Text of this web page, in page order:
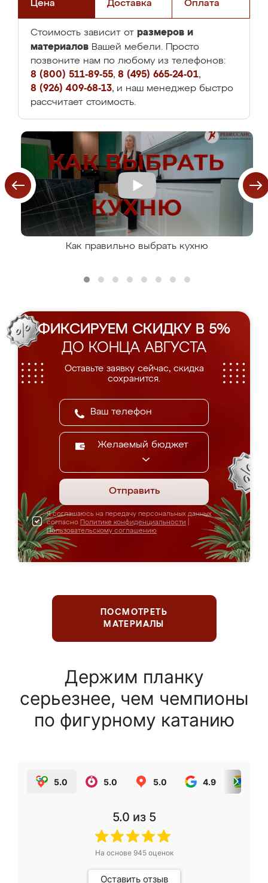
Цена Доставка Оплата
Стоимость зависит от размеров и
материалов Вашей мебели. Просто
позвоните нам по любому из телефонов:
8 (800) 511-89-55, 8 (495) 665-24-01,
8 (926) 409-68-13, и наш менеджер быстро
рассчитает стоимость.
Как правильно выбрать кухню
ФИКСИРУЕМ СКИДКУ В 5%
ДО КОНЦА АВГУСТА
Оставьте заявку сейчас, скидка
сохранится.
Желаемый бюджет
Отправить
Я соглашаюсь на передачу персональных данных
согласно Политике конфиденциальности
Пользовательскому соглашению
ПОСМОТРЕТЬ
МАТЕРИАЛЫ
Держим планку
серьезнее, чем чемпионы
по фигурному катанию
5.0 5.0 5.0 4.9
5.0 из 5
На основе 945оценок
Оставить отзыв